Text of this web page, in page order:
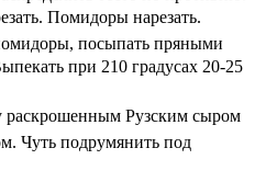
Помидоры нарезать.
посыпать пряными
при 210 градусах 20-25
раскрошенным Рузским сыром
Чуть подрумянить под